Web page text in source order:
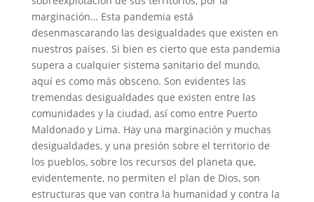
marginación… Esta pandemia está
desenmascarando las desigualdades que existen en
nuestros países. Si bien es cierto que esta pandemia
supera a cualquier sistema sanitario del mundo,
aquí es como más obsceno. Son evidentes las
tremendas desigualdades que existen entre las
comunidades y la ciudad, así como entre Puerto
Maldonado y Lima. Hay una marginación y muchas
desigualdades, y una presión sobre el territorio de
los pueblos, sobre los recursos del planeta que,
evidentemente, no permiten el plan de Dios, son
estructuras que van contra la humanidad y contra la